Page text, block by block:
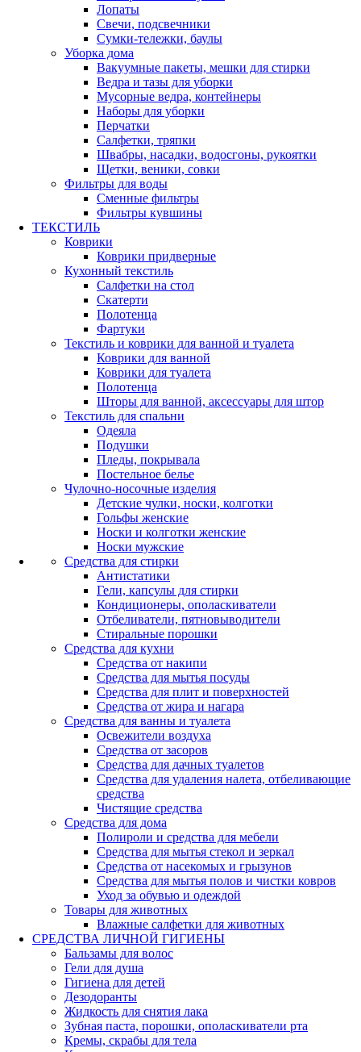
Лопаты
Свечи, подсвечники
Сумки-тележки, баулы
Уборка дома
Вакуумные пакеты, мешки для стирки
Ведра и тазы для уборки
Мусорные ведра, контейнеры
Наборы для уборки
Перчатки
Салфетки, тряпки
Швабры, насадки, водосгоны, рукоятки
Щетки, веники, совки
Фильтры для воды
Сменные фильтры
Фильтры кувшины
ТЕКСТИЛЬ
Коврики
Коврики придверные
Кухонный текстиль
Салфетки на стол
Скатерти
Полотенца
Фартуки
Текстиль и коврики для ванной и туалета
Коврики для ванной
Коврики для туалета
Полотенца
Шторы для ванной, аксессуары для штор
Текстиль для спальни
Одеяла
Подушки
Пледы, покрывала
Постельное белье
Чулочно-носочные изделия
Детские чулки, носки, колготки
Гольфы женские
Носки и колготки женские
Носки мужские
Средства для стирки
Антистатики
Гели, капсулы для стирки
Кондиционеры, ополаскиватели
Отбеливатели, пятновыводители
Стиральные порошки
Средства для кухни
Средства от накипи
Средства для мытья посуды
Средства для плит и поверхностей
Средства от жира и нагара
Средства для ванны и туалета
Освежители воздуха
Средства от засоров
Средства для дачных туалетов
Средства для удаления налета, отбеливающие
средства
Чистящие средства
Средства для дома
Полироли и средства для мебели
Средства для мытья стекол и зеркал
Средства от насекомых и грызунов
Средства для мытья полов и чистки ковров
Уход за обувью и одеждой
Товары для животных
Влажные салфетки для животных
СРЕДСТВА ЛИЧНОЙ ГИГИЕНЫ
Бальзамы для волос
Гели для душа
Гигиена для детей
Дезодоранты
Жидкость для снятия лака
Зубная паста, порошки, ополаскиватели рта
Кремы, скрабы для тела